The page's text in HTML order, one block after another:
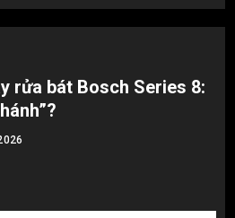
rửa bát Bosch Series 8: